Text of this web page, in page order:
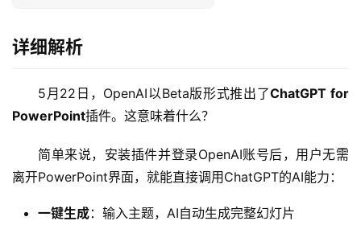
详细解析
5月22日，OpenAI以Beta版形式推出了ChatGPT for
PowerPoint插件。这意味着什么？
简单来说，安装插件并登录OpenAI账号后，用户无需
离开PowerPoint界面，就能直接调用ChatGPT的AI能力：
一键生成：输入主题，AI自动生成完整幻灯片